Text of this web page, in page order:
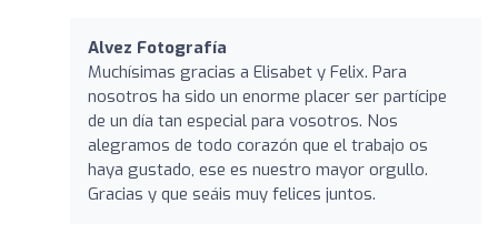
Alvez Fotografía
Muchísimas gracias a Elisabet y Felix. Para
nosotros ha sido un enorme placer ser partícipe
de un día tan especial para vosotros. Nos
alegramos de todo corazón que el trabajo os
haya gustado, ese es nuestro mayor orgullo.
Gracias y que seáis muy felices juntos.